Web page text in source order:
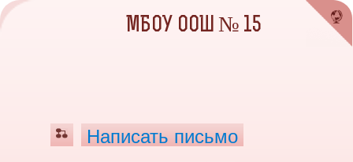
МБОУ ООШ № 15
Написать письмо